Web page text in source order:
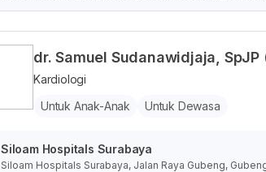
dr. Samuel Sudanawidjaja, SpJP
Kardiologi
Untuk Anak-Anak
Untuk Dewasa
Siloam Hospitals Surabaya
Siloam Hospitals Surabaya, Jalan Raya Gubeng,